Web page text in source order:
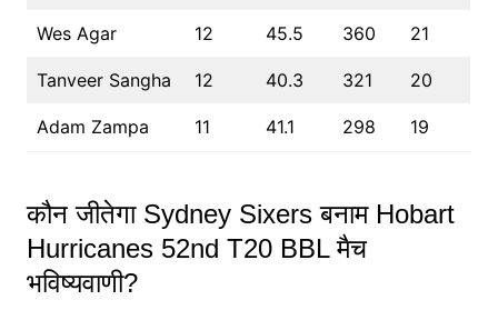
Wes Agar 12 45.5 360 21
Tanveer Sangha 12 40.3 321 20
Adam Zampa 11 41.1 298 19
कौन जीतेगा Sydney Sixers बनाम Hobart
Hurricanes 52nd T20 BBL मैच
भविष्यवाणी?